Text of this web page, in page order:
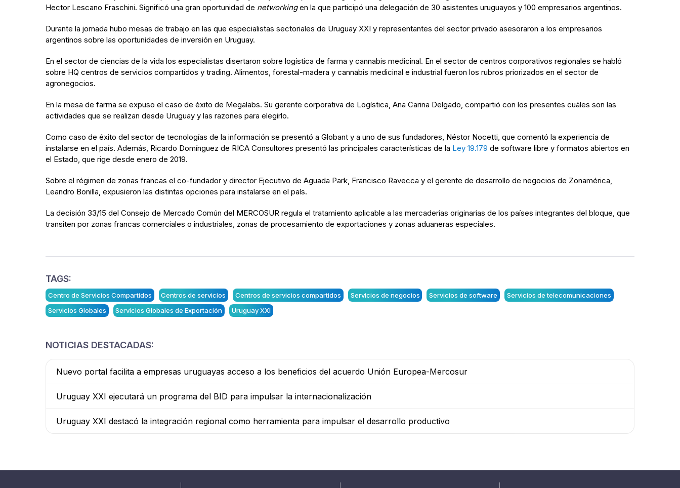
Hector Lescano Fraschini. Significó una gran oportunidad de networkingen la que participó una delegación de 30 asistentes uruguayos y 100 empresarios argentinos.
Durante la jornada hubo mesas de trabajo en las que especialistas sectoriales de Uruguay XXI y representantes del sector privado asesoraron a los empresarios
argentinos sobre las oportunidades de inversión en Uruguay.
En el sector de ciencias de la vida los especialistas disertaron sobre logística de farma y cannabis medicinal. En el sector de centros corporativos regionales se habló
sobre HQ centros de servicios compartidos y trading. Alimentos, forestal-madera y cannabis medicinal e industrial fueron los rubros priorizados en el sector de
agronegocios.
En la mesa de farma se expuso el caso de éxito de Megalabs. Su gerente corporativa de Logística, Ana Carina Delgado, compartió con los presentes cuáles son las
actividades que se realizan desde Uruguay y las razones para elegirlo.
Como caso de éxito del sector de tecnologías de la información se presentó a Globant y a uno de sus fundadores, Néstor Nocetti, que comentó la experiencia de
instalarse en el país. Además, Ricardo Domínguez de RICA Consultores presentó las principales características de la Ley 19.179 de software libre y formatos abiertos en
el Estado, que rige desde enero de 2019.
Sobre el régimen de zonas francas el co-fundador y director Ejecutivo de Aguada Park, Francisco Ravecca y el gerente de desarrollo de negocios de Zonamérica,
Leandro Bonilla, expusieron las distintas opciones para instalarse en el país.
La decisión 33/15 del Consejo de Mercado Común del MERCOSUR regula el tratamiento aplicable a las mercaderías originarias de los países integrantes del bloque, que
transiten por zonas francas comerciales o industriales, zonas de procesamiento de exportaciones y zonas aduaneras especiales.
TAGS:
Centro de Servicios Compartidos Centros de servicios Centros de servicios compartidos Servicios de negocios Servicios de software
Servicios de telecomunicaciones
Servicios Globales
Servicios Globales de Exportación Uruguay XXI
NOTICIAS DESTACADAS:
Nuevo portal facilita a empresas uruguayas acceso a los beneficios del acuerdo Unión Europea-Mercosur
Uruguay XXI ejecutará un programa del BID para impulsar la internacionalización
Uruguay XXI destacó la integración regional como herramienta para impulsar el desarrollo productivo